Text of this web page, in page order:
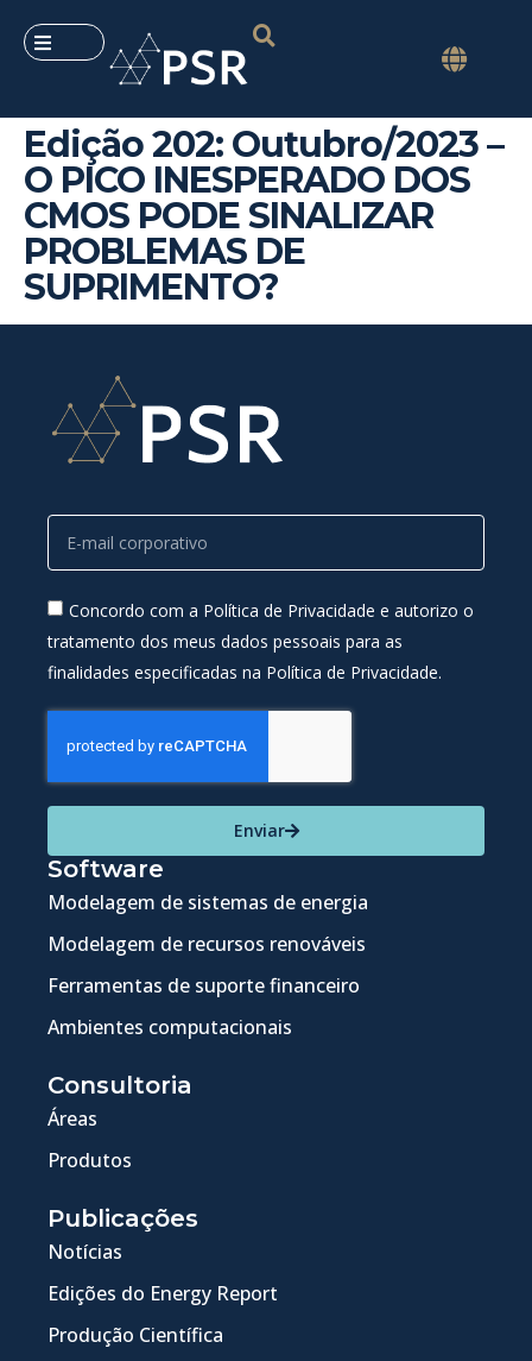
Edição 202: Outubro/2023 –
O PICO INESPERADO DOS
CMOS PODE SINALIZAR
PROBLEMAS DE
SUPRIMENTO?
Concordo com a Política de Privacidade e autorizo o
tratamento dos meus dados pessoais para as
finalidades especificadas na Política de Privacidade.
Enviar
Software
Modelagem de sistemas de energia
Modelagem de recursos renováveis
Ferramentas de suporte financeiro
Ambientes computacionais
Consultoria
Áreas
Produtos
Publicações
Notícias
Edições do Energy Report
Produção Científica